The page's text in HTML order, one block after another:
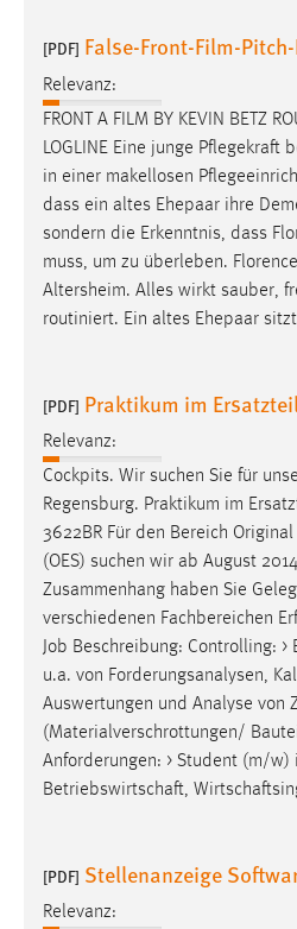
[PDF] False-Front-Film-
Relevanz:
FRONT A FILM BY KEVIN BETZ
LOGLINE Eine junge Pflegekraft
in einer makellosen
dass ein altes Ehepaar ihre
sondern die Erkenntnis, dass
muss, um zu überleben.
Altersheim. Alles wirkt sauber,
routiniert. Ein altes Ehepaar sitzt
[PDF] Praktikum im
Relevanz:
Cockpits. Wir suchen Sie für
Regensburg. Praktikum im
3622BR Für den Bereich
(OES) suchen wir ab August
Zusammenhang haben Sie
verschiedenen Fachbereichen
Job Beschreibung: Controlling:
u.a. von Forderungsanalysen,
Auswertungen und Analyse von
(Materialverschrottungen/
Anforderungen: > Student (m/w)
Betriebswirtschaft,
[PDF] Stellenanzeige
Relevanz:
Um Inhalte von
externen Medien Cookies
YouTube
Vimeo